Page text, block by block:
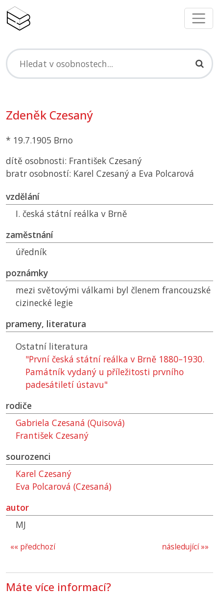
Zdeněk Czesaný
* 19.7.1905 Brno
dítě osobnosti: František Czesaný
bratr osobností: Karel Czesaný a Eva Polcarová
vzdělání
I. česká státní reálka v Brně
zaměstnání
úředník
poznámky
mezi světovými válkami byl členem francouzské
cizinecké legie
prameny, literatura
Ostatní literatura
"První česká státní reálka v Brně 1880–1930.
Památník vydaný u příležitosti prvního
padesátiletí ústavu"
rodiče
Gabriela Czesaná (Quisová)
František Czesaný
sourozenci
Karel Czesaný
Eva Polcarová (Czesaná)
autor
MJ
následující »»
«« předchozí
Máte více informací?